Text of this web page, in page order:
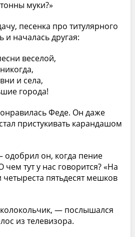
муки?»
песенка про титулярного
и началась другая:
веселой,
и села,
города!
Феде. Он даже
пристукивать карандашом
он, когда пение
тут у нас говорится? «На
пятьдесят мешков
— послышался
из телевизора.